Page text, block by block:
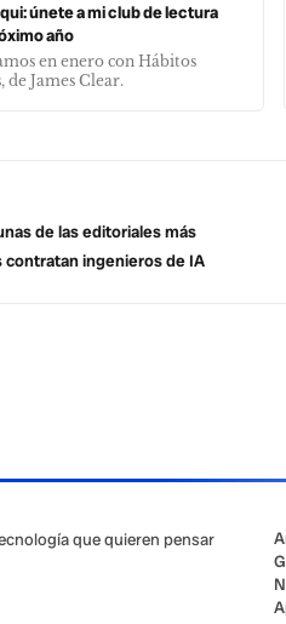
únete a mi club de lectura
año
en enero con Hábitos
de James Clear.
de las editoriales más
ingenieros de IA
que quieren pensar